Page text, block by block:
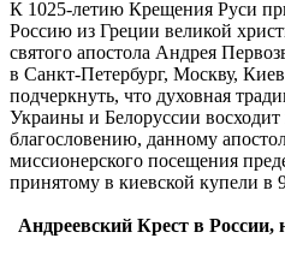
К 1025-летию Крещения Руси
Россию из Греции великой
святого апостола Андрея
в Санкт-Петербург, Москву,
подчеркнуть, что духовная
Украины и Белоруссии
благословению, данному
миссионерского посещения
принятому в киевской купели в
Андреевский Крест в России,